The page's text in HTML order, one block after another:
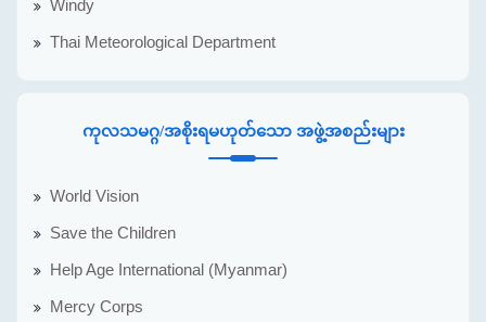
Windy
Thai Meteorological Department
ကုလသမဂ္ဂ/အစိုးရမဟုတ်သော အဖွဲ့အစည်းများ
World Vision
Save the Children
Help Age International (Myanmar)
Mercy Corps